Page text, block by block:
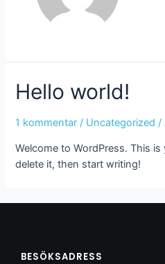
Hello world!
1 kommentar / Uncategorized /
Welcome to WordPress. This
delete it, then start writing!
BESÖKSADRESS